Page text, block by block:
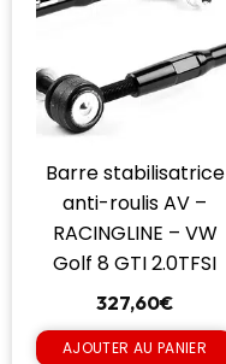
Barre stabilisatrice
anti-roulis AV –
RACINGLINE – VW
Golf 8 GTI 2.0TFSI
327,60€
AJOUTER AU PANIER